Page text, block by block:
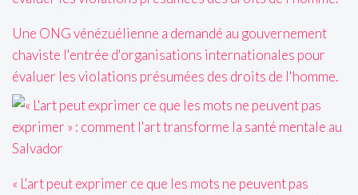
Une ONG vénézuélienne a demandé au gouvernement
chaviste l'entrée d'organisations internationales pour
évaluer les violations présumées des droits de l'homme.
« L'art peut exprimer ce que les mots ne peuvent pas